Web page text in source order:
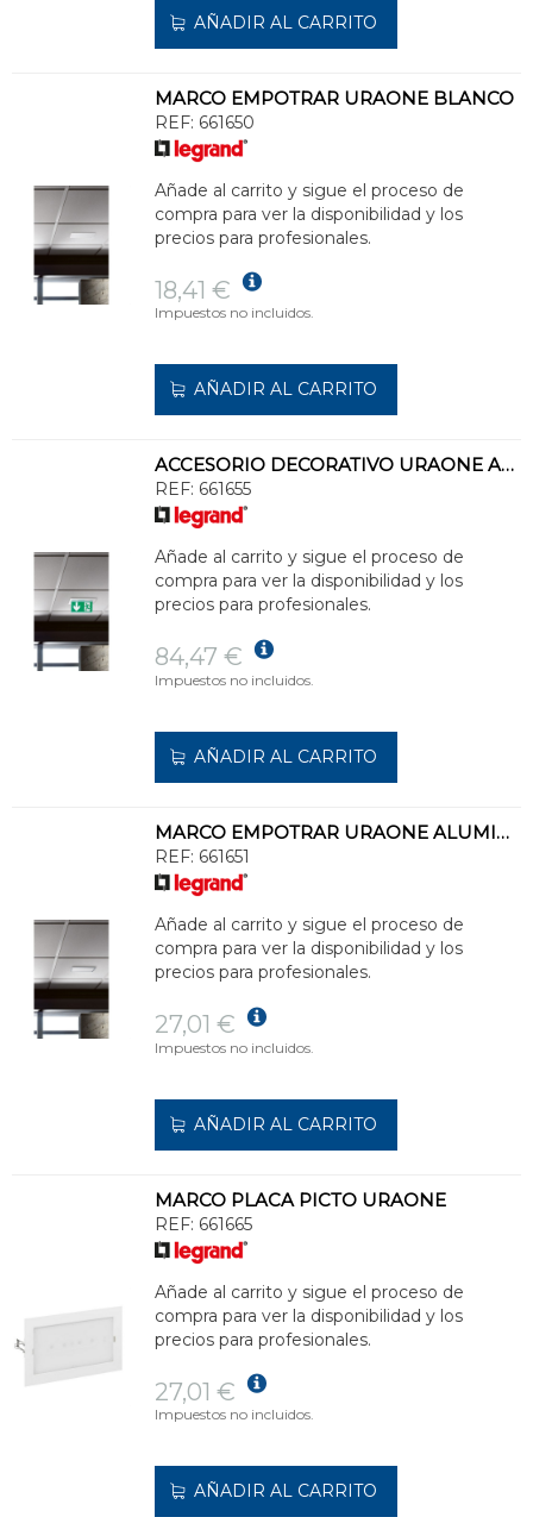
AÑADIR AL CARRITO
MARCO EMPOTRAR URAONE BLANCO
REF: 661650
Añade al carrito y sigue el proceso de
compra para ver la disponibilidad y los
precios para profesionales.
18,41 €
Impuestos no incluidos.
AÑADIR AL CARRITO
ACCESORIO DECORATIVO URAONE ALUMINIO
REF: 661655
Añade al carrito y sigue el proceso de
compra para ver la disponibilidad y los
precios para profesionales.
84,47 €
Impuestos no incluidos.
AÑADIR AL CARRITO
MARCO EMPOTRAR URAONE ALUMINIO
REF: 661651
Añade al carrito y sigue el proceso de
compra para ver la disponibilidad y los
precios para profesionales.
27,01 €
Impuestos no incluidos.
AÑADIR AL CARRITO
MARCO PLACA PICTO URAONE
REF: 661665
Añade al carrito y sigue el proceso de
compra para ver la disponibilidad y los
precios para profesionales.
27,01 €
Impuestos no incluidos.
AÑADIR AL CARRITO